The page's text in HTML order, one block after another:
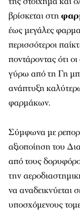
βρίσκεται στη
έως μεγάλες
περισσότεροι
ποντάροντας ότι
γύρω από τη Γη
ανάπτυξη
φαρμάκων.
Σύμφωνα με
αξιοποίηση του
από τους
την
να αναδεικνύεται
υποσχόμενους